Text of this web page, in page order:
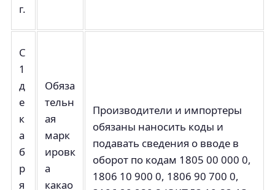
г.
С
1
д
е
к
а
б
р
я
Обяза
тельн
ая
марк
ировк
а
какао
Производители и импортеры
обязаны наносить коды и
подавать сведения о вводе в
оборот по кодам 1805 00 000 0,
1806 10 900 0, 1806 90 700 0,